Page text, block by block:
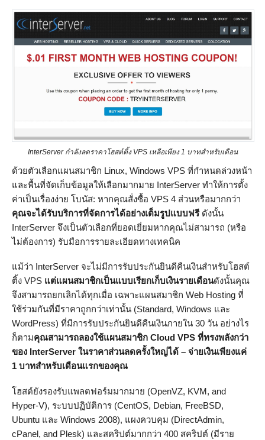
InterServer กำลังลดราคาโฮสต์ติ้ง VPS เหลือเพียง 1 บาทสำหรับเดือน
ด้วยตัวเลือกแผนสมาชิก Linux, Windows VPS ที่กำหนดล่วงหน้า
และพื้นที่จัดเก็บข้อมูลให้เลือกมากมาย InterServer ทำให้การตั้ง
ค่าเป็นเรื่องง่าย โบนัส: หากคุณสั่งซื้อ VPS 4 ส่วนหรือมากกว่า
คุณจะได้รับบริการที่จัดการได้อย่างเต็มรูปแบบฟรี ดังนั้น
InterServer จึงเป็นตัวเลือกที่ยอดเยี่ยมหากคุณไม่สามารถ (หรือ
ไม่ต้องการ) รับมือการรายละเอียดทางเทคนิค
แม้ว่า InterServer จะไม่มีการรับประกันยินดีคืนเงินสำหรับโฮสต์
ติ้ง VPS แต่แผนสมาชิกเป็นแบบเรียกเก็บเงินรายเดือนดังนั้นคุณ
จึงสามารถยกเลิกได้ทุกเมื่อ เฉพาะแผนสมาชิก Web Hosting ที่
ใช้ร่วมกันที่มีราคาถูกกว่าเท่านั้น (Standard, Windows และ
WordPress) ที่มีการรับประกันยินดีคืนเงินภายใน 30 วัน อย่างไร
ก็ตามคุณสามารถลองใช้แผนสมาชิก Cloud VPS ที่ทรงพลังกว่า
ของ InterServer ในราคาส่วนลดครั้งใหญ่ได้ – จ่ายเงินเพียงแค่
1 บาทสำหรับเดือนแรกของคุณ
โฮสต์ยังรองรับแพลตฟอร์มมากมาย (OpenVZ, KVM, and
Hyper-V), ระบบปฏิบัติการ (CentOS, Debian, FreeBSD,
Ubuntu และ Windows 2008), แผงควบคุม (DirectAdmin,
cPanel, and Plesk) และสคริปต์มากกว่า 400 สคริปต์ (มีราย